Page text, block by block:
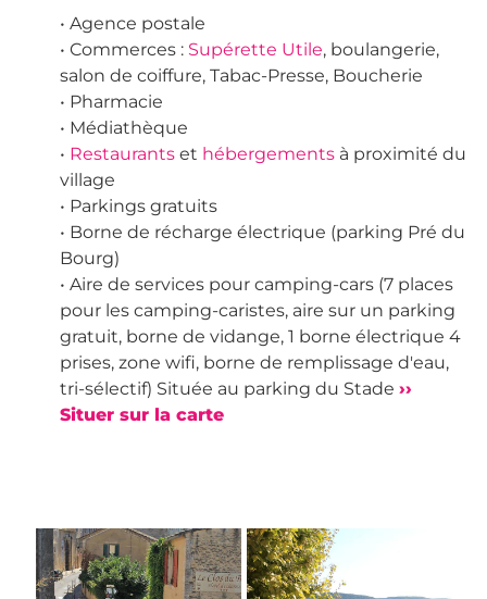
• Agence postale
• Commerces : Supérette Utile, boulangerie,
salon de coiffure, Tabac-Presse, Boucherie
• Pharmacie
• Médiathèque
• Restaurants et hébergements à proximité du
village
• Parkings gratuits
• Borne de récharge électrique (parking Pré du
Bourg)
• Aire de services pour camping-cars (7 places
pour les camping-caristes, aire sur un parking
gratuit, borne de vidange, 1 borne électrique 4
prises, zone wifi, borne de remplissage d'eau,
tri-sélectif) Située au parking du Stade ››
Situer sur la carte